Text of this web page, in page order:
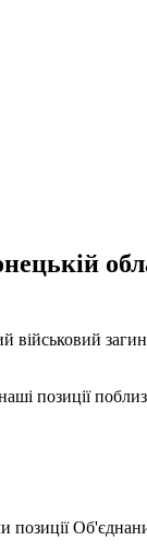
військовий
позиції
позиції